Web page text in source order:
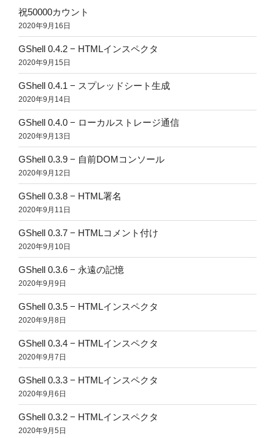
祝50000カウント
2020年9月16日
GShell 0.4.2 − HTMLインスペクタ
2020年9月15日
GShell 0.4.1 − スプレッドシート生成
2020年9月14日
GShell 0.4.0 − ローカルストレージ通信
2020年9月13日
GShell 0.3.9 − 自前DOMコンソール
2020年9月12日
GShell 0.3.8 − HTML署名
2020年9月11日
GShell 0.3.7 − HTMLコメント付け
2020年9月10日
GShell 0.3.6 − 永遠の記憶
2020年9月9日
GShell 0.3.5 − HTMLインスペクタ
2020年9月8日
GShell 0.3.4 − HTMLインスペクタ
2020年9月7日
GShell 0.3.3 − HTMLインスペクタ
2020年9月6日
GShell 0.3.2 − HTMLインスペクタ
2020年9月5日